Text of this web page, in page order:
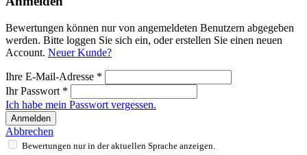
Bewertungen können nur von angemeldeten Benutzern abgegeben
werden. Bitte loggen Sie sich ein, oder erstellen Sie einen neuen
Account. Neuer Kunde?
Ihre E-Mail-Adresse *
Ihr Passwort *
Ich habe mein Passwort vergessen.
Anmelden
Abbrechen
Bewertungen nur in der aktuellen Sprache anzeigen.